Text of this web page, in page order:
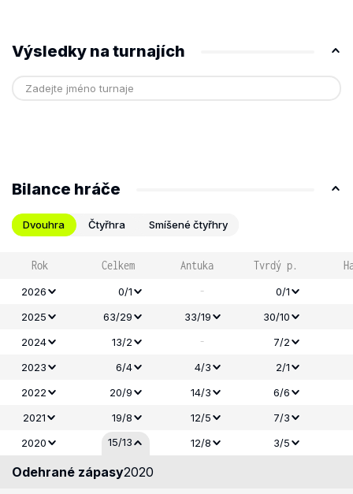
Výsledky na turnajích
Bilance hráče
Dvouhra Čtyřhra Smíšené čtyřhry
Rok Celkem Antuka Tvrdý p.
2026 0/1 -
0/1
2025
63/29 33/19
30/10
2024
13/2 -
7/2
2023
6/4 4/3
2/1
2022
20/9 14/3
6/6
2021
19/8 12/5
7/3
2020
15/13 12/8 3/5
Odehrané zápasy2020